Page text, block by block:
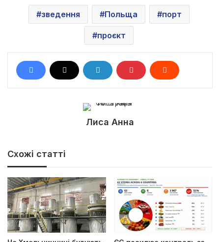
зведення Польща порт
проєкт
Лиса Анна
Схожі статті